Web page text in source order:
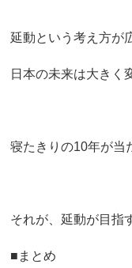
延動という考え方が
日本の未来は大きく
寝たきりの10年が当
それが、延動が目指
■まとめ